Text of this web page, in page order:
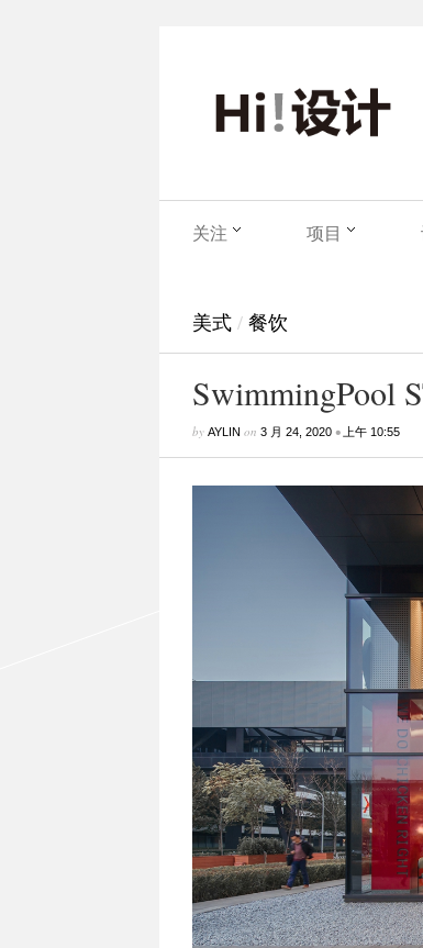
关注 项目
美式 / 餐饮
SwimmingPool
by AYLIN on 3 月 24, 2020• 上午 10:55